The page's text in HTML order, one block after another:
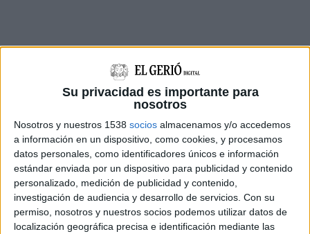
Su privacidad es importante para
nosotros
Nosotros y nuestros 1538 socios almacenamos y/o accedemos
a información en un dispositivo, como cookies, y procesamos
datos personales, como identificadores únicos e información
estándar enviada por un dispositivo para publicidad y contenido
personalizado, medición de publicidad y contenido,
investigación de audiencia y desarrollo de servicios. Con su
permiso, nosotros y nuestros socios podemos utilizar datos de
localización geográfica precisa e identificación mediante las
Per això, l'alcalde està treballant en un model
de "col·laboració amb privats" per assumir part
de la construcció, ja que Ensenyament sí que ha
garantit que del "professorat i de les cuines se'n
pot fer càrrec" i per això només cal trobar una
manera de finançar la construcció de l'edifici.
Dulsat assegura que "els alumnes hi són" i poder
comptar amb aquesta nova infraestructura
permetria donar més qualitat a l'oferta turística